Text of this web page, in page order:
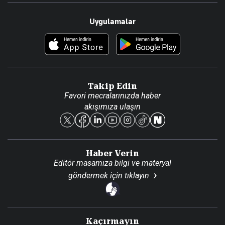
Resmî Ilanlar
Foto Haber
Hakkımızda
Künye
Reklam Ver
Uygulamalar
Takip Edin
Favori mecralarınızda haber
akışımıza ulaşın
Haber Verin
Editör masamıza bilgi ve materyal
göndermek için tıklayın
Kaçırmayın